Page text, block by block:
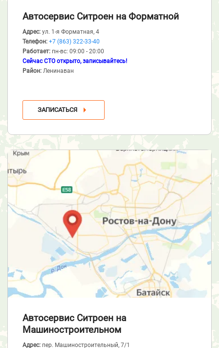
Автосервис Ситроен на Форматной
Адрес: ул. 1-я Форматная, 4
Телефон: +7 (863) 322-33-40
Работает: пн-вс: 09:00 - 20:00
Сейчас СТО открыто, записывайтесь!
Район: Ленинаван
ЗАПИСАТЬСЯ
Автосервис Ситроен на
Машиностроительном
Адрес: пер. Машиностроительный, 7/1